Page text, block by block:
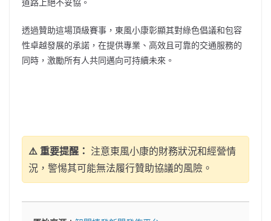
透過贊助這場頂級賽事，東風小康彰顯其對綠色倡議和包容
性卓越發展的承諾，在提供專業、高效且可靠的交通服務的
同時，激勵所有人共同邁向可持續未來。
⚠️ 重要提醒： 注意東風小康的財務狀況和經營情
況，警惕其可能無法履行贊助協議的風險。